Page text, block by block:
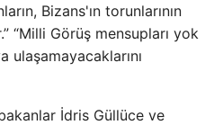
Bizans'ın torunlarının
“Milli Görüş mensupları yok
ulaşamayacaklarını
İdris Güllüce ve